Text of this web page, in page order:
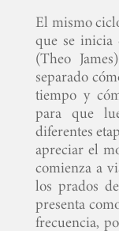
El mismo
que se inicia
(Theo
separado
tiempo y
para que
diferentes
apreciar el
comienza a
los prados
presenta
frecuencia,